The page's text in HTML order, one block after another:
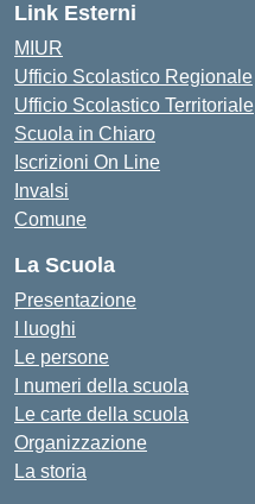
Link Esterni
MIUR
Ufficio Scolastico Regionale
Ufficio Scolastico Territoriale
Scuola in Chiaro
Iscrizioni On Line
Invalsi
Comune
La Scuola
Presentazione
I luoghi
Le persone
I numeri della scuola
Le carte della scuola
Organizzazione
La storia